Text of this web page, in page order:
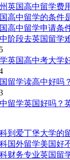
英国高中留学费
高中留学的条件
高中留学申请条
阶段去英国留学
英国高中考大学
留学读高中好吗
留学英国好吗？
到爱丁堡大学的
国外留学美国好
财务专业英国留